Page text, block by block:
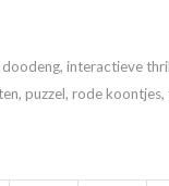
doodeng, interactieve
, puzzel, rode koontjes,